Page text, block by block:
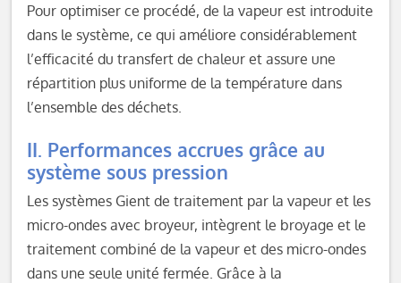
Pour optimiser ce procédé, de la vapeur est introduite
dans le système, ce qui améliore considérablement
l’efficacité du transfert de chaleur et assure une
répartition plus uniforme de la température dans
l’ensemble des déchets.
II. Performances accrues grâce au
système sous pression
Les systèmes Gient de traitement par la vapeur et les
micro-ondes avec broyeur, intègrent le broyage et le
traitement combiné de la vapeur et des micro-ondes
dans une seule unité fermée. Grâce à la